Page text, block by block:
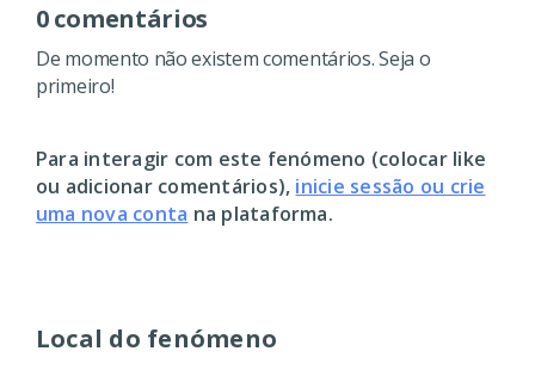
Local do fenómeno
0 comentários
De momento não existem comentários. Seja o
primeiro!
Para interagir com este fenómeno (colocar like
ou adicionar comentários), inicie sessão ou crie
uma nova conta na plataforma.